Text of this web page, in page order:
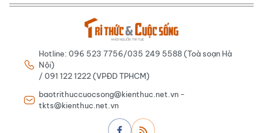
Hotline: 096 523 7756/035 249 5588 (Toà soạn Hà
Nội)
/ 091 122 1222 (VPĐD TPHCM)
baotrithuccuocsong@kienthuc.net.vn -
tkts@kienthuc.net.vn